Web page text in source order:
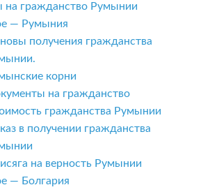
на гражданство Румынии
— Румыния
получения гражданства
корни
на гражданство
гражданства Румынии
в получении гражданства
на верность Румынии
— Болгария